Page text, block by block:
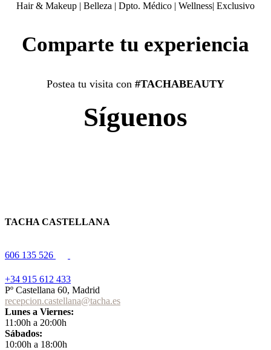
Hair & Makeup | Belleza | Dpto. Médico | Wellness| Exclusivo
Comparte tu experiencia
Postea tu visita con #TACHABEAUTY
Síguenos
TACHA CASTELLANA
606 135 526
+34 915 612 433
Pº Castellana 60, Madrid
recepcion.castellana@tacha.es
Lunes a Viernes:
11:00h a 20:00h
Sábados:
10:00h a 18:00h